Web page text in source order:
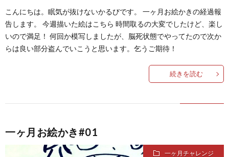
イ
バ
シ
己
紹
管
理
こんにちは。眠気が抜けないかるびです。 一ヶ月お絵かきの経過報
告します。 今週描いた絵はこちら 時間取るの大変でしたけど、楽し
いので満足！ 何回か模写しましたが、脳死状態でやってたので次か
らは良い部分盗んでいこうと思います。乞うご期待！
続きを読む
一ヶ月お絵かき#01
一ヶ月チャレンジ